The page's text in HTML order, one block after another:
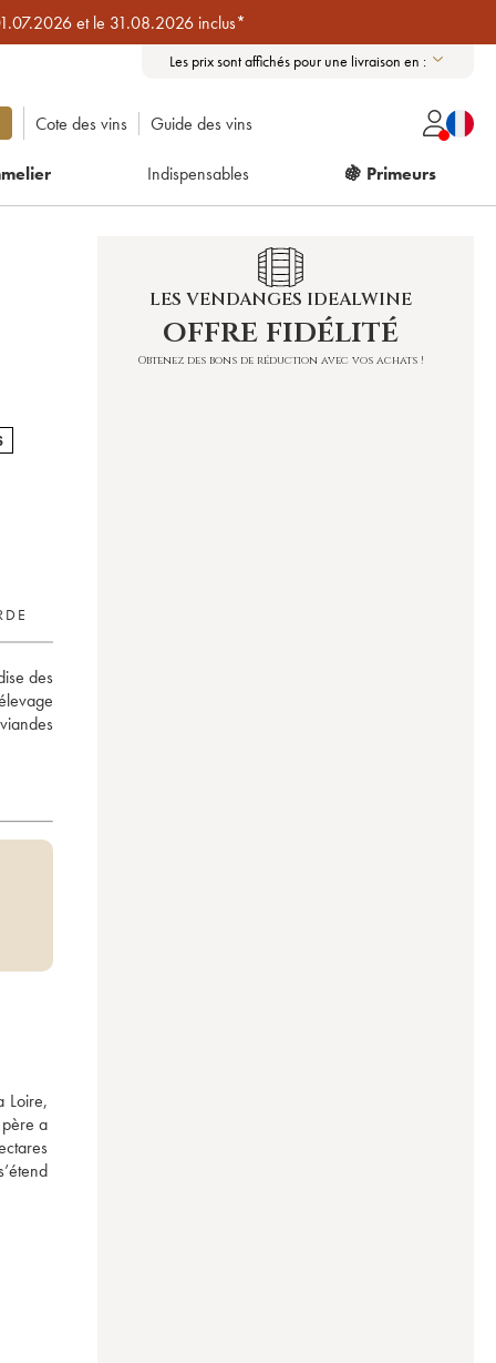
et le 31.08.2026 inclus*
Les prix sont affichés pour une livraison en :
Cote des vins Guide des vins
Indispensables 🍇 Primeurs
des
Loire,
a
LES VENDANGES IDEALWINE
offre fidélité
Obtenez des bons de réduction avec vos achats !